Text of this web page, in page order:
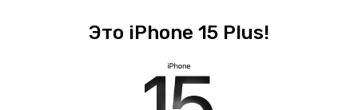
Это iPhone 15 Plus!